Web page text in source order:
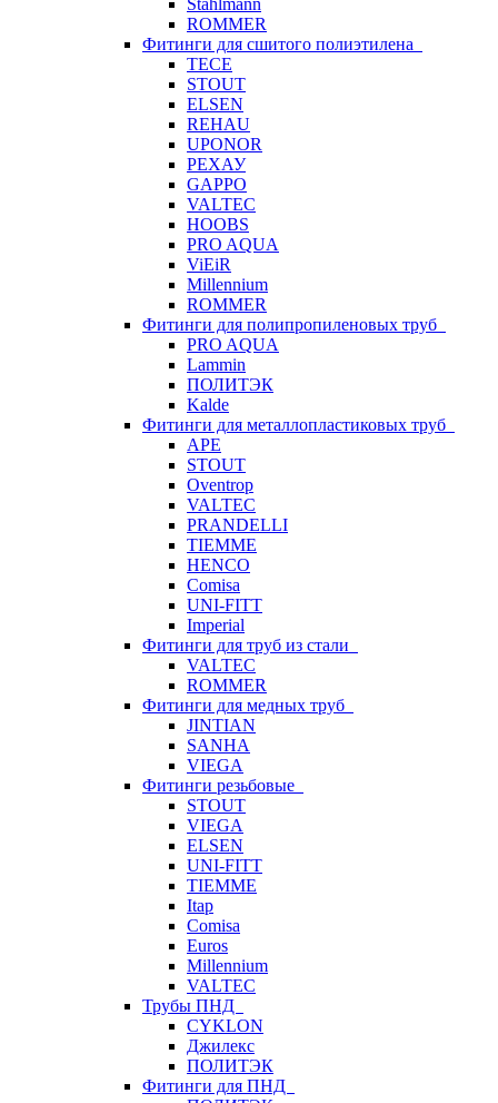
Stahlmann
ROMMER
Фитинги для сшитого полиэтилена
TECE
STOUT
ELSEN
REHAU
UPONOR
РЕХАУ
GAPPO
VALTEC
HOOBS
PRO AQUA
ViEiR
Millennium
ROMMER
Фитинги для полипропиленовых труб
PRO AQUA
Lammin
ПОЛИТЭК
Kalde
Фитинги для металлопластиковых труб
APE
STOUT
Oventrop
VALTEC
PRANDELLI
TIEMME
HENCO
Comisa
UNI-FITT
Imperial
Фитинги для труб из стали
VALTEC
ROMMER
Фитинги для медных труб
JINTIAN
SANHA
VIEGA
Фитинги резьбовые
STOUT
VIEGA
ELSEN
UNI-FITT
TIEMME
Itap
Comisa
Euros
Millennium
VALTEC
Трубы ПНД
CYKLON
Джилекс
ПОЛИТЭК
Фитинги для ПНД